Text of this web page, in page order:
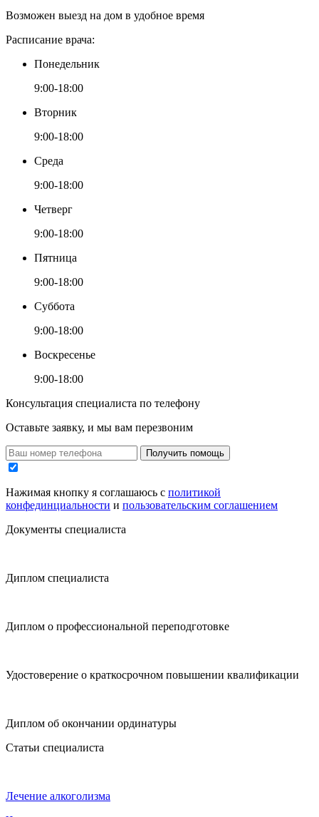
Возможен выезд на дом в удобное время
Расписание врача:
Понедельник
9:00-18:00
Вторник
9:00-18:00
Среда
9:00-18:00
Четверг
9:00-18:00
Пятница
9:00-18:00
Суббота
9:00-18:00
Воскресенье
9:00-18:00
Консультация специалиста по телефону
Оставьте заявку, и мы вам перезвоним
Получить помощь
Нажимая кнопку я соглашаюсь с политикой
конфединциальности и пользовательским соглашением
Документы специалиста
Диплом специалиста
Диплом о профессиональной переподготовке
Удостоверение о краткосрочном повышении квалификации
Диплом об окончании ординатуры
Статьи специалиста
Лечение алкоголизма